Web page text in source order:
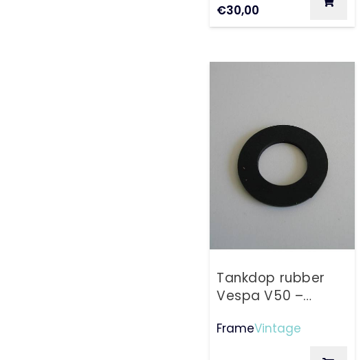
€30,00
Tankdop rubber
Vespa V50 –
FrameVintage